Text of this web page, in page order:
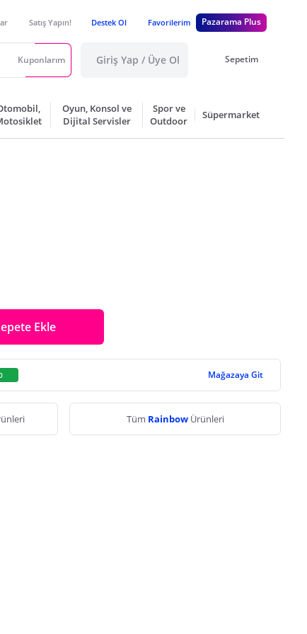
Satış Yapın! Destek Ol Favorilerim Pazarama Plus
Kuponlarım Giriş Yap / Üye Ol Sepetim
Oyun, Konsol ve
Dijital Servisler
Spor ve
Outdoor
Süpermarket
Ekle
Mağazaya Git
Tüm Rainbow Ürünleri